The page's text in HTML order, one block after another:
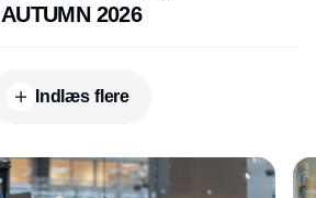
2026
Indlæs flere